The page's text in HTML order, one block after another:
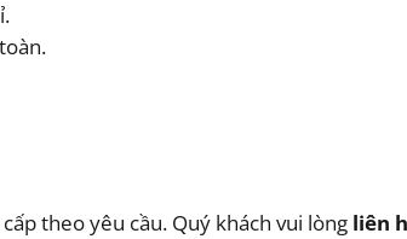
theo yêu cầu. Quý khách vui lòng liên